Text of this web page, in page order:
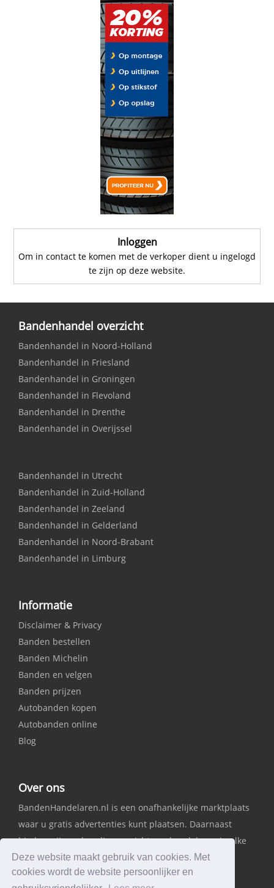
Deze website maakt gebruik van cookies. Met
cookies wordt de website persoonlijker en
Inloggen
Om in contact te komen met de verkoper dient u ingelogd
te zijn op deze website.
Bandenhandel overzicht
Bandenhandel in Noord-Holland
Bandenhandel in Friesland
Bandenhandel in Groningen
Bandenhandel in Flevoland
Bandenhandel in Drenthe
Bandenhandel in Overijssel
Bandenhandel in Utrecht
Bandenhandel in Zuid-Holland
Bandenhandel in Zeeland
Bandenhandel in Gelderland
Bandenhandel in Noord-Brabant
Bandenhandel in Limburg
Informatie
Disclaimer & Privacy
Banden bestellen
Banden Michelin
Banden en velgen
Banden prijzen
Autobanden kopen
Autobanden online
Blog
Over ons
BandenHandelaren.nl is een onafhankelijke marktplaats
waar u gratis advertenties kunt plaatsen. Daarnaast
bieden wij een handig overzicht van handelaren in elke
provincie.